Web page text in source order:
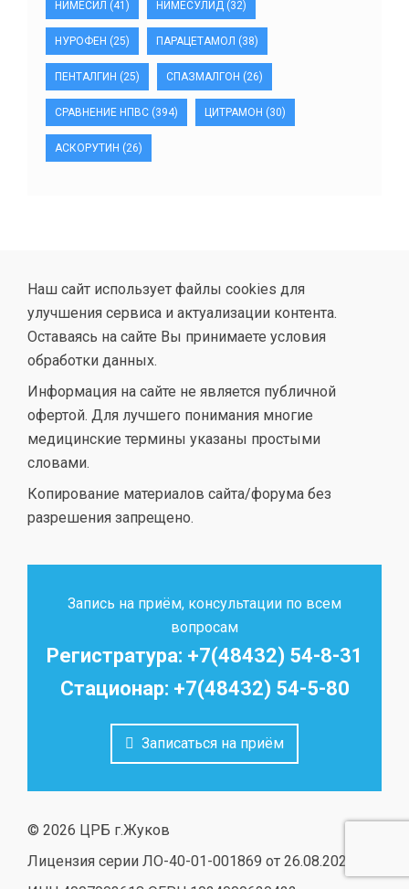
НИМЕСИЛ (41) НИМЕСУЛИД (32)
НУРОФЕН (25) ПАРАЦЕТАМОЛ (38)
ПЕНТАЛГИН (25) СПАЗМАЛГОН (26)
СРАВНЕНИЕ НПВС (394) ЦИТРАМОН (30)
АСКОРУТИН (26)
Наш сайт использует файлы cookies для
улучшения сервиса и актуализации контента.
Оставаясь на сайте Вы принимаете условия
обработки данных.
Информация на сайте не является публичной
офертой. Для лучшего понимания многие
медицинские термины указаны простыми
словами.
Копирование материалов сайта/форума без
разрешения запрещено.
Запись на приём, консультации по всем
вопросам
Регистратура: +7(48432) 54-8-31
Стационар: +7(48432) 54-5-80
Записаться на приём
© 2026 ЦРБ г.Жуков
Лицензия серии ЛО-40-01-001869 от 26.08.2020